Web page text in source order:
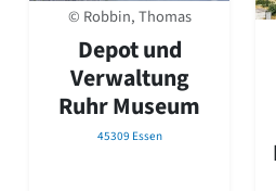
David Chipperfield
Harald Deilmann
Gottfried Böhm
Schneider von Esleben
Peter Behrens
Auszeichnung vorbildlicher
Big Beautiful Buildings
© Robbin, Thomas
Depot und
Verwaltung
Ruhr Museum
45309 Essen